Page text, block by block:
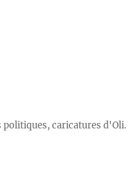
caricatures d'Oli.